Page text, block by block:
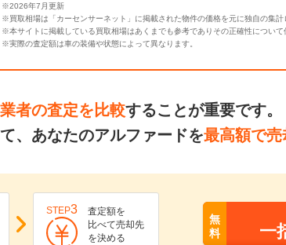
※2026年7月更新
※買取相場は「カーセンサーネット」に掲載された物件の価格を元に独自の集計
※本サイトに掲載している買取相場はあくまでも参考でありその正確性について
※実際の査定額は車の装備や状態によって異なります。
者の査定を比較することが重要です。
、あなたのアルファードを最高額で売
STEP3
査定額を
比べて売却先
を決める
無
料
一